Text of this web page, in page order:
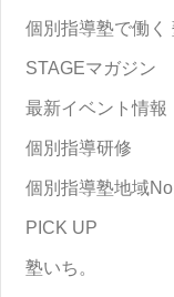
個別指導塾で働く
STAGEマガジン
最新イベント情報
個別指導研修
個別指導塾地域
PICK UP
塾いち。